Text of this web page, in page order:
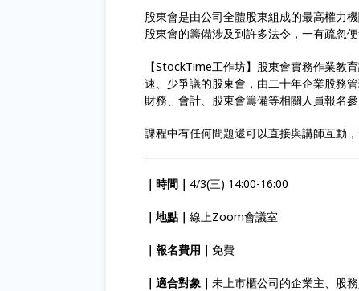
股東會是由公司全體股東組成的最高權力
股東會的籌備涉及到許多法令，一有疏忽
【StockTime工作坊】股東會實務作業教
速、少爭議的股東會，由二十年企業股務
財務、會計、股東會籌備等相關人員報名參
課程中有任何問題還可以直接與講師互動
｜時間｜ 4/3(三) 14:00-16:00
｜地點｜ 線上Zoom會議室
｜報名費用｜ 免費
｜適合對象｜ 未上市櫃公司的企業主、股